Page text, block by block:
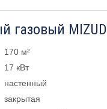
170 м²
17 кВт
настенный
закрытая